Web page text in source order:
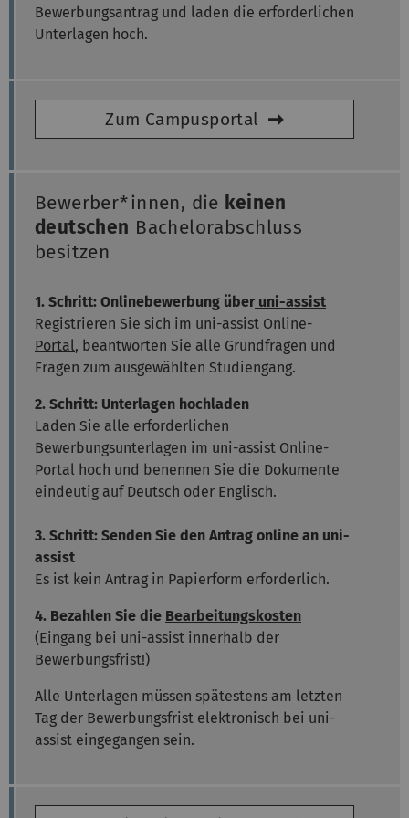
Bewerbungsantrag und laden die erforderlichen
Unterlagen hoch.
Zum Campusportal
Bewerber*innen, die keinen
deutschen Bachelorabschluss
besitzen
1. Schritt: Onlinebewerbung überuni-assist
Registrieren Sie sich im uni-assist Online-
Portal, beantworten Sie alle Grundfragen und
Fragen zum ausgewählten Studiengang.
2. Schritt: Unterlagen hochladen
Laden Sie alle erforderlichen
Bewerbungsunterlagen im uni-assist Online-
Portal hoch und benennen Sie die Dokumente
eindeutig auf Deutsch oder Englisch.
3. Schritt: Senden Sie den Antrag online an uni-
assist
Es ist kein Antrag in Papierform erforderlich.
4. Bezahlen Sie die Bearbeitungskosten
(Eingang bei uni-assist innerhalb der
Bewerbungsfrist!)
Alle Unterlagen müssen spätestens am letzten
Tag der Bewerbungsfrist elektronisch bei uni-
assist eingegangen sein.